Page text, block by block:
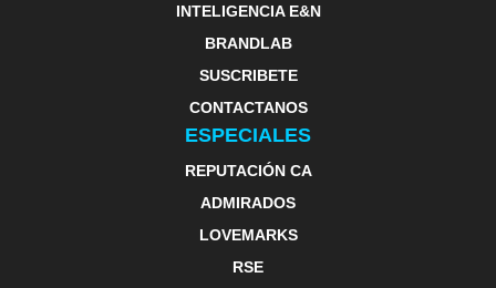
INTELIGENCIA E&N
BRANDLAB
SUSCRIBETE
CONTACTANOS
ESPECIALES
REPUTACIÓN CA
ADMIRADOS
LOVEMARKS
RSE